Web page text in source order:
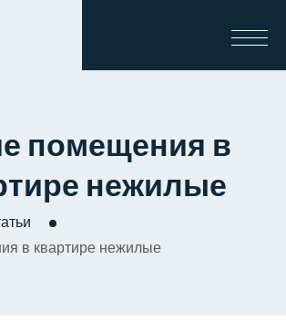
помещения в
нежилые
в квартире нежилые